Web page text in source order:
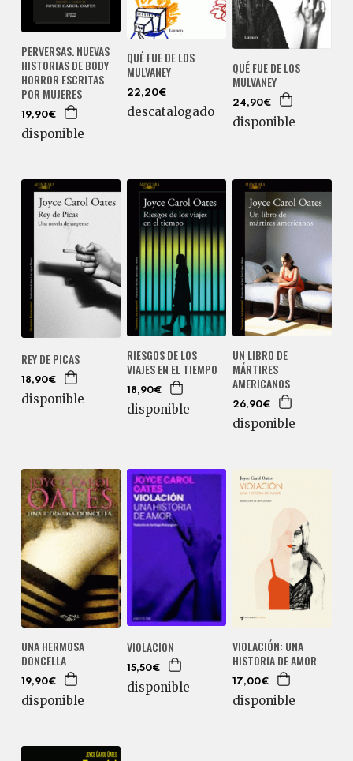
PERVERSAS. NUEVAS
HISTORIAS DE BODY
HORROR ESCRITAS
POR MUJERES
19,90€
disponible
QUÉ FUE DE LOS
MULVANEY
22,20€
descatalogado
QUÉ FUE DE LOS
MULVANEY
24,90€
disponible
REY DE PICAS
18,90€
disponible
RIESGOS DE LOS
VIAJES EN EL TIEMPO
18,90€
disponible
UN LIBRO DE
MÁRTIRES
AMERICANOS
26,90€
disponible
UNA HERMOSA
DONCELLA
19,90€
disponible
VIOLACION
15,50€
disponible
VIOLACIÓN: UNA
HISTORIA DE AMOR
17,00€
disponible